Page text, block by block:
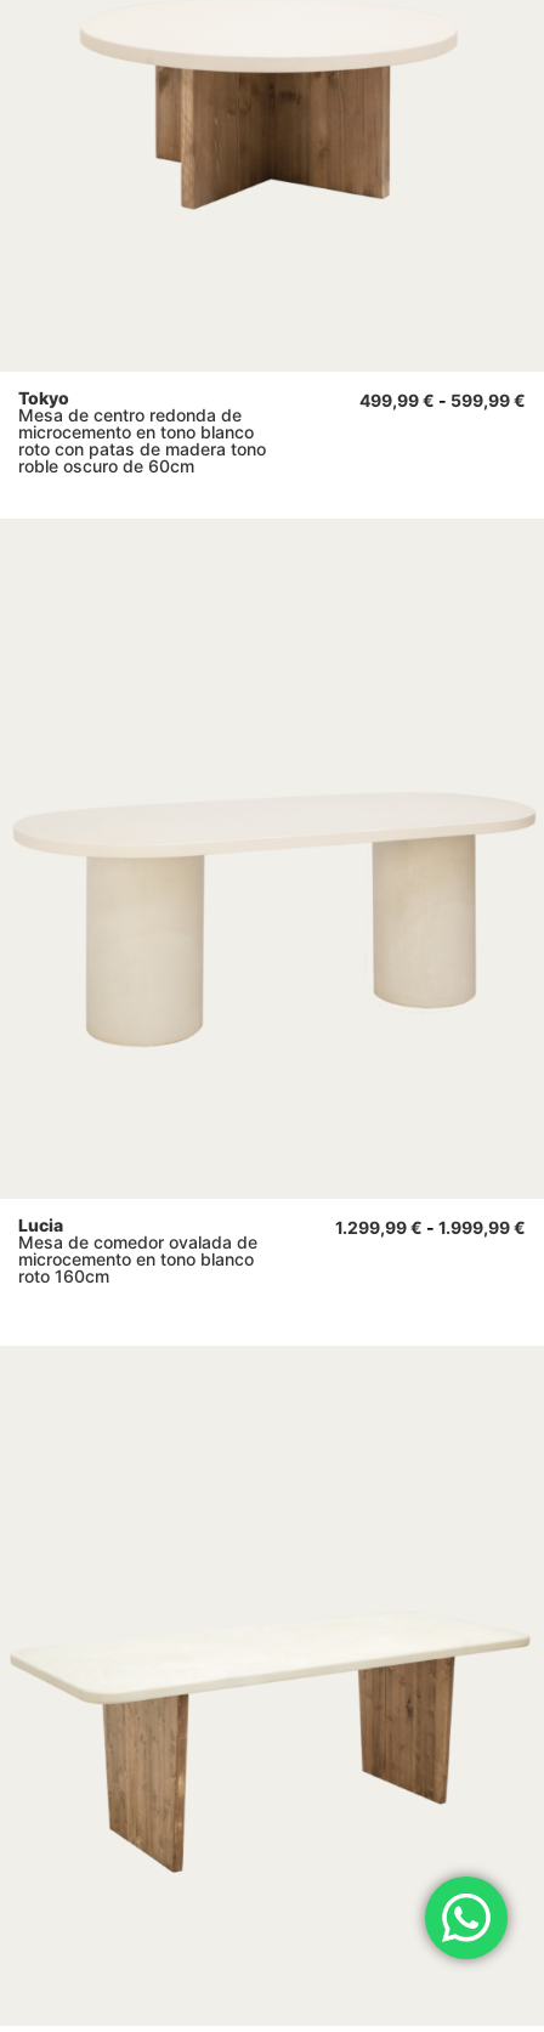
Tokyo
Mesa de centro redonda de
microcemento en tono blanco
roto con patas de madera tono
roble oscuro de 60cm
499,99€ - 599,99€
Lucia
Mesa de comedor ovalada de
microcemento en tono blanco
roto 160cm
1.299,99€ - 1.999,99€